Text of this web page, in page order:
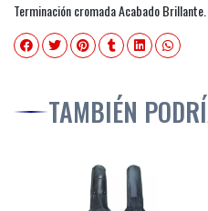
Terminación cromada Acabado Brillante.
TAMBIÉN